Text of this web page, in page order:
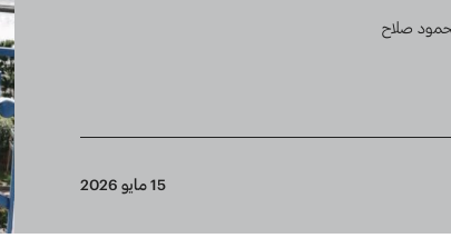
صلاح
15 مايو 2026